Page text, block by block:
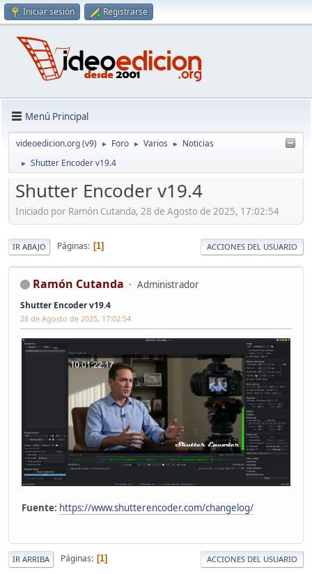
Iniciar sesión Registrarse
Menú Principal
videoedicion.org (v9) ► Foro ► Varios ► Noticias
► Shutter Encoder v19.4
Shutter Encoder v19.4
Iniciado por Ramón Cutanda, 28 de Agosto de 2025, 17:02:54
IR ABAJO Páginas 1 ACCIONES DEL USUARIO
Ramón Cutanda Administrador
Shutter Encoder v19.4
28 de Agosto de 2025, 17:02:54
Fuente: https://www.shutterencoder.com/changelog/
IR ARRIBA Páginas 1 ACCIONES DEL USUARIO